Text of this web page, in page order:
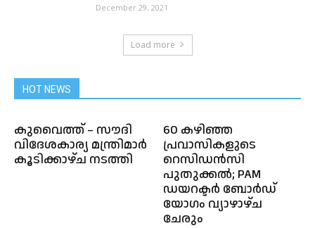
December 29, 2021
Load more
HOT NEWS
കുവൈത്ത് – സൗദി
വിദേശകാര്യ മന്ത്രിമാർ
കൂടിക്കാഴ്ച നടത്തി
60 കഴിഞ്ഞ
പ്രവാസികളുടെ
റെസിഡൻസി
പുതുക്കൽ; PAM
ഡയറക്ടർ ബോർഡ്
യോഗം വ്യാഴാഴ്ച
ചേരും